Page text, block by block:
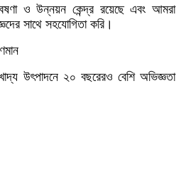
ও উন্নয়ন কেন্দ্র রয়েছে এবং আমরা
সাথে সহযোগিতা করি।
উৎপাদনে ২০ বছরেরও বেশি অভিজ্ঞতা